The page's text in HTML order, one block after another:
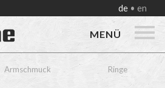
de en
MENÜ
Armschmuck Ringe